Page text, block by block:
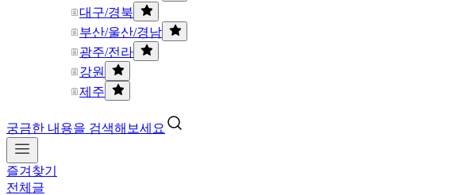
대구/경북
부산/울산/경남
광주/전라
강원
제주
궁금한 내용을 검색해보세요
즐겨찾기
전체글